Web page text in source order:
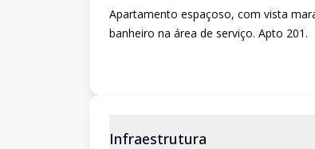
Apartamento espaçoso, com vista
banheiro na área de serviço. Apto 201.
Infraestrutura